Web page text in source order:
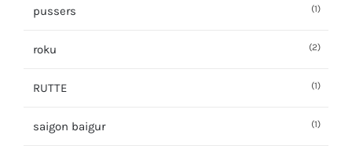
pussers (1)
roku (2)
RUTTE (1)
saigon baigur (1)